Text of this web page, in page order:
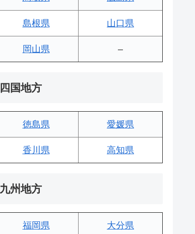
島根県 山口県
岡山県 –
四国地方
徳島県 愛媛県
香川県 高知県
九州地方
福岡県 大分県